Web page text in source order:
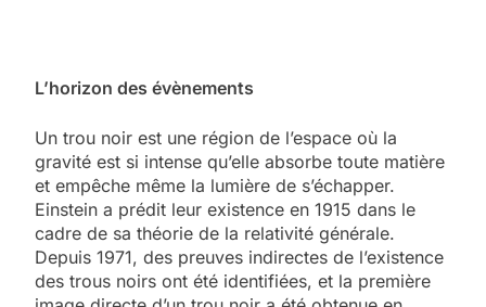
L’horizon des évènements
Un trou noir est une région de l’espace où la
gravité est si intense qu’elle absorbe toute matière
et empêche même la lumière de s’échapper.
Einstein a prédit leur existence en 1915 dans le
cadre de sa théorie de la relativité générale.
Depuis 1971, des preuves indirectes de l’existence
des trous noirs ont été identifiées, et la première